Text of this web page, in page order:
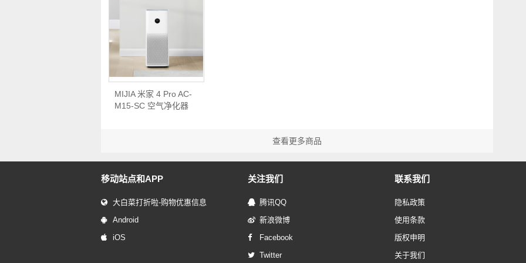
MIJIA 米家 4 Pro AC-
M15-SC 空气净化器
查看更多商品
移动站点和APP
大白菜打折啦-购物优惠信息
Android
iOS
关注我们
腾讯QQ
新浪微博
Facebook
Twitter
联系我们
隐私政策
使用条款
版权申明
关于我们